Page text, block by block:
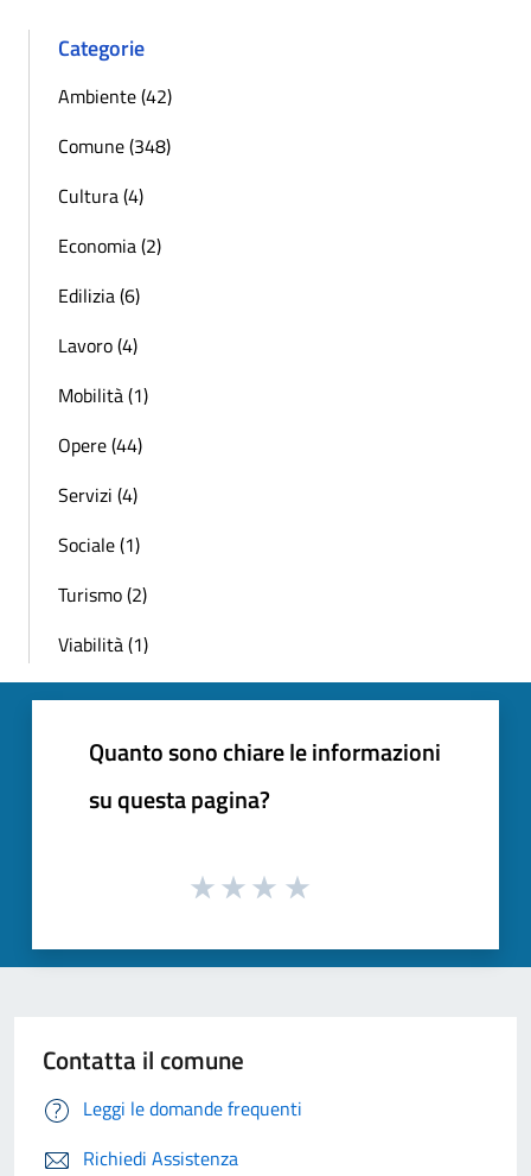
Categorie
Ambiente (42)
Comune (348)
Cultura (4)
Economia (2)
Edilizia (6)
Lavoro (4)
Mobilità (1)
Opere (44)
Servizi (4)
Sociale (1)
Turismo (2)
Viabilità (1)
Quanto sono chiare le informazioni
su questa pagina?
Contatta il comune
Leggi le domande frequenti
Richiedi Assistenza